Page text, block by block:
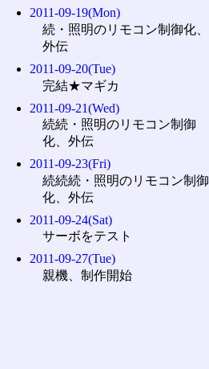
2011-09-19(Mon)
続・照明のリモコン制御化、
外伝
2011-09-20(Tue)
完結★マギカ
2011-09-21(Wed)
続続・照明のリモコン制御
化、外伝
2011-09-23(Fri)
続続続・照明のリモコン制御
化、外伝
2011-09-24(Sat)
サーボをテスト
2011-09-27(Tue)
親機、制作開始